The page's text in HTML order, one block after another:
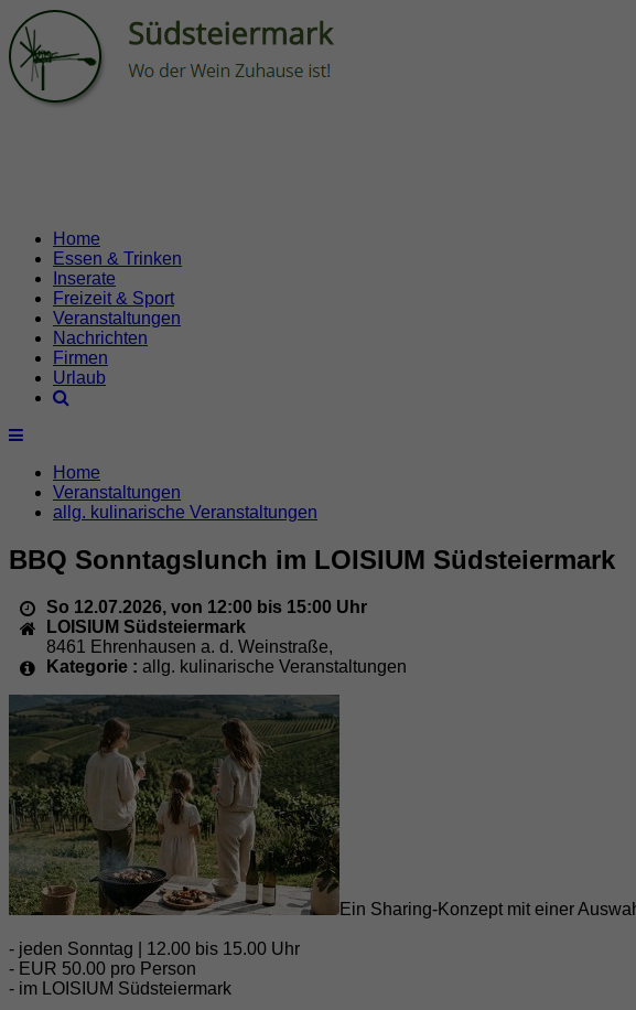
Home
Essen & Trinken
Inserate
Freizeit & Sport
Veranstaltungen
Nachrichten
Firmen
Urlaub
Home
Veranstaltungen
allg. kulinarische Veranstaltungen
BBQ Sonntagslunch im LOISIUM Südsteiermark
So 12.07.2026, von 12:00 bis 15:00 Uhr
LOISIUM Südsteiermark
8461
Ehrenhausen a. d. Weinstraße,
Kategorie :allg. kulinarische Veranstaltungen
Ein Sharing-Konzept mit einer
- jeden Sonntag | 12.00 bis 15.00 Uhr
- EUR 50.00 pro Person
- im LOISIUM Südsteiermark